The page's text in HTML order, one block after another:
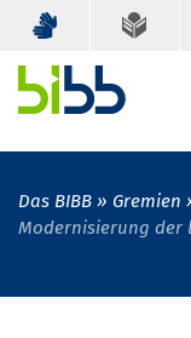
Das BIBB Gremien
Modernisierung der